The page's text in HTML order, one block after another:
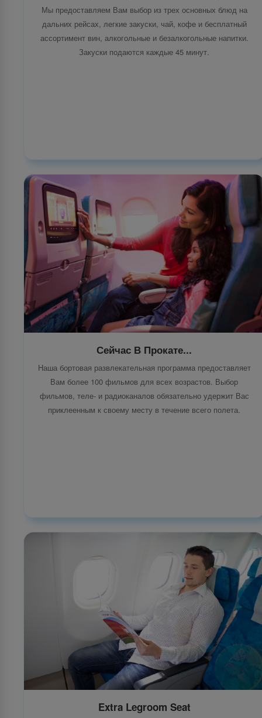
Мы предоставляем Вам выбор из трех основных блюд на
дальних рейсах, легкие закуски, чай, кофе и бесплатный
ассортимент вин, алкогольные и безалкогольные напитки.
Закуски подаются каждые 45 минут.
Сейчас В Прокате...
Наша бортовая развлекательная программа предоставляет
Вам более 100 фильмов для всех возрастов. Выбор
фильмов, теле- и радиоканалов обязательно удержит Вас
приклеенным к своему месту в течение всего полета.
Extra Legroom Seat